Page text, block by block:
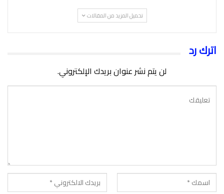
تحميل المزيد من المقالات
اترك رد
لن يتم نشر عنوان بريدك الإلكتروني.